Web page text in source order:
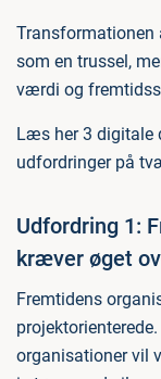
Transformationen
som en trussel,
værdi og
Læs her 3 digitale
udfordringer på
Udfordring 1:
kræver øget
Fremtidens
organisationer vil